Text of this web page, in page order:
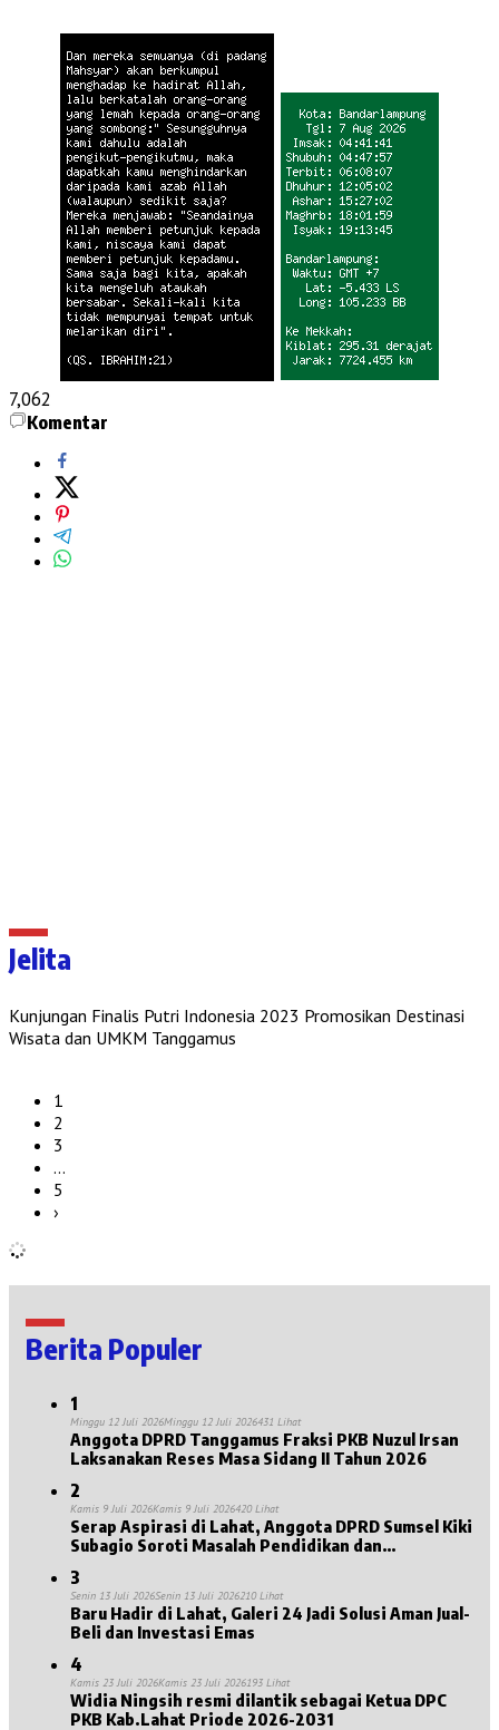
7,062
Komentar
Jelita
Kunjungan Finalis Putri Indonesia 2023 Promosikan Destinasi
Wisata dan UMKM Tanggamus
1
2
3
…
5
›
Berita Populer
1
Minggu 12 Juli 2026Minggu 12 Juli 2026431 Lihat
Anggota DPRD Tanggamus Fraksi PKB Nuzul Irsan
Laksanakan Reses Masa Sidang II Tahun 2026
2
Kamis 9 Juli 2026Kamis 9 Juli 2026420 Lihat
Serap Aspirasi di Lahat, Anggota DPRD Sumsel Kiki
Subagio Soroti Masalah Pendidikan dan
3
Senin 13 Juli 2026Senin 13 Juli 2026210 Lihat
Baru Hadir di Lahat, Galeri 24 Jadi Solusi Aman Jual-
Beli dan Investasi Emas
4
Kamis 23 Juli 2026Kamis 23 Juli 2026193 Lihat
Widia Ningsih resmi dilantik sebagai Ketua DPC
PKB Kab.Lahat Priode 2026-2031